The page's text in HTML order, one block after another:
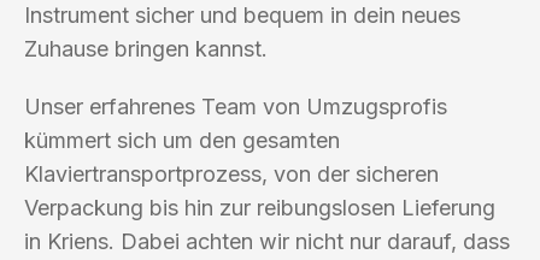
Instrument sicher und bequem in dein neues
Zuhause bringen kannst.
Unser erfahrenes Team von Umzugsprofis
kümmert sich um den gesamten
Klaviertransportprozess, von der sicheren
Verpackung bis hin zur reibungslosen Lieferung
in Kriens. Dabei achten wir nicht nur darauf, dass